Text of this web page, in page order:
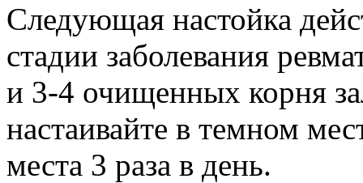
Следующая настойка
стадии заболевания
и 3-4 очищенных корня
настаивайте в темном
места 3 раза в день.